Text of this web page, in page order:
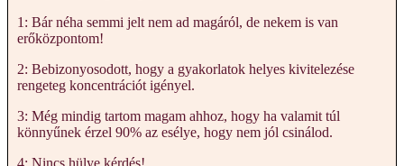
1: Bár néha semmi jelt nem ad magáról, de nekem is van
erőközpontom!
2: Bebizonyosodott, hogy a gyakorlatok helyes kivitelezése
rengeteg koncentrációt igényel.
3: Még mindig tartom magam ahhoz, hogy ha valamit túl
könnyűnek érzel 90% az esélye, hogy nem jól csinálod.
4: Nincs hülye kérdés!